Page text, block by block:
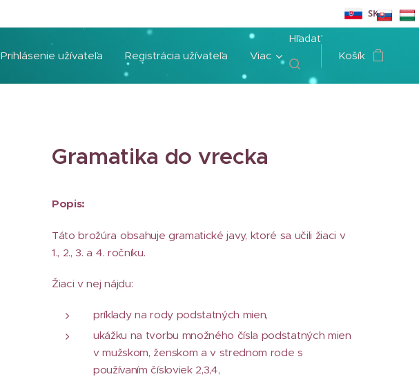
SK
Prihlásenie užívateľa Registrácia užívateľa Viac
Hľadať
Košík
Gramatika do vrecka
Popis:
Táto brožúra obsahuje gramatické javy, ktoré sa učili žiaci v
1., 2., 3. a 4. ročníku.
Žiaci v nej nájdu:
príklady na rody podstatných mien,
ukážku na tvorbu množného čísla podstatných mien
v mužskom, ženskom a v strednom rode s
používaním čísloviek 2,3,4,